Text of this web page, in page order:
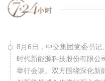
8月6日，中交集团党委书
时代新能源科技股份有限公
举行会谈。双方围绕深化新